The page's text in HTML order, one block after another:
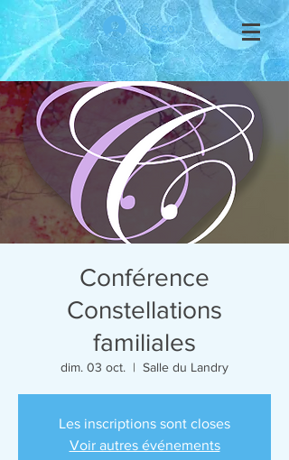
Se connecter
Conférence
Constellations
familiales
dim. 03 oct.
  |
Salle du Landry
Les inscriptions sont closes
Voir autres événements